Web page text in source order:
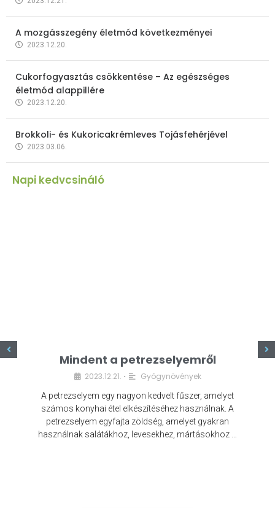
A mozgásszegény életmód következményei
2023.12.20.
Cukorfogyasztás csökkentése – Az egészséges
életmód alappillére
2023.12.20.
Brokkoli- és Kukoricakrémleves Tojásfehérjével
2023.03.06.
Napi kedvcsináló
Mindent a petrezselyemről
2023.12.21. • Gyógynövények
A petrezselyem egy nagyon kedvelt fűszer, amelyet
számos konyhai étel elkészítéséhez használnak. A
petrezselyem egyfajta zöldség, amelyet gyakran
használnak salátákhoz, levesekhez, mártásokhoz …